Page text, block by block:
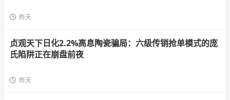
昨天
贞观天下日化2.2%高息陶瓷骗局：六级传销抢单模式的庞
氏陷阱正在崩盘前夜
昨天